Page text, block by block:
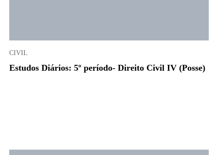
CIVIL
Estudos Diários: 5º período- Direito Civil IV (Posse)